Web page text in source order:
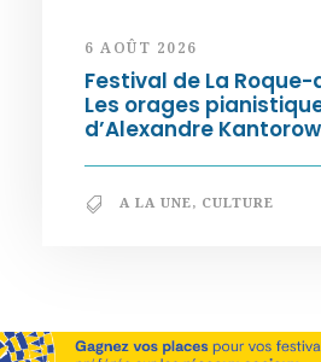
6 AOÛT 2026
Festival de La Roque-
Les orages
d’Alexandre Kantorow
A LA UNE, CULTURE